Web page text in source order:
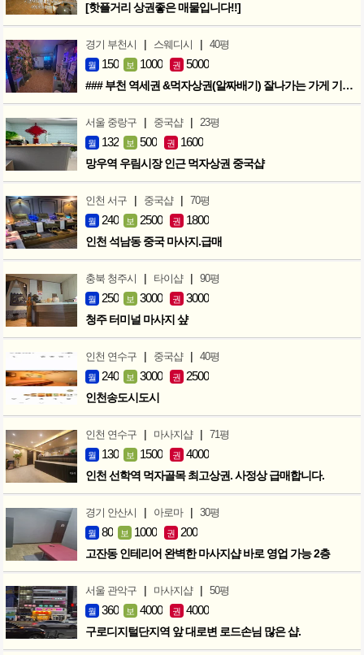
[핫플거리 상권좋은 매물입니다!!]
경기 부천시 | 스웨디시 | 40평
월 150 보 1000 권 5000
### 부천 역세권 &먹자상권(알짜배기) 잘나가는 가게 기회입니다 ###
서울 중랑구 | 중국샵 | 23평
월 132 보 500 권 1600
망우역 우림시장 인근 먹자상권 중국샵
인천 서구 | 중국샵 | 70평
월 240 보 2500 권 1800
인천 석남동 중국 마사지.급매
충북 청주시 | 타이샵 | 90평
월 250 보 3000 권 3000
청주 터미널 마사지 샾
인천 연수구 | 중국샵 | 40평
월 240 보 3000 권 2500
인천송도시도시
인천 연수구 | 마사지샵 | 71평
월 130 보 1500 권 4000
인천 선학역 먹자골목 최고상권. 사정상 급매합니다.
경기 안산시 | 아로마 | 30평
월 80 보 1000 권 200
고잔동 인테리어 완벽한 마사지샵 바로 영업 가능 2층
서울 관악구 | 마사지샵 | 50평
월 360 보 4000 권 4000
구로디지털단지역 앞 대로변 로드손님 많은 샵.